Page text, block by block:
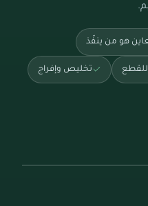
هو من ينفّذ
تخليص وإفراج